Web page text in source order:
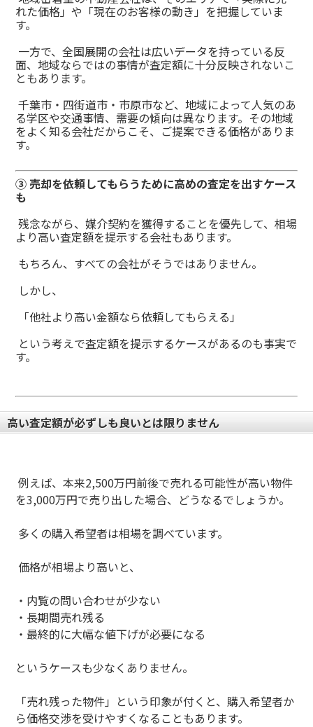
れた価格」や「現在のお客様の動き」を把握していま
す。
一方で、全国展開の会社は広いデータを持っている反
面、地域ならではの事情が査定額に十分反映されないこ
ともあります。
千葉市・四街道市・市原市など、地域によって人気のあ
る学区や交通事情、需要の傾向は異なります。その地域
をよく知る会社だからこそ、ご提案できる価格がありま
す。
③ 売却を依頼してもらうために高めの査定を出すケース
も
残念ながら、媒介契約を獲得することを優先して、相場
より高い査定額を提示する会社もあります。
もちろん、すべての会社がそうではありません。
しかし、
「他社より高い金額なら依頼してもらえる」
という考えで査定額を提示するケースがあるのも事実で
す。
高い査定額が必ずしも良いとは限りません
例えば、本来2,500万円前後で売れる可能性が高い物件
を3,000万円で売り出した場合、どうなるでしょうか。
多くの購入希望者は相場を調べています。
価格が相場より高いと、
・ 内覧の問い合わせが少ない
・ 長期間売れ残る
・最終的に大幅な値下げが必要になる
というケースも少なくありません。
「売れ残った物件」という印象が付くと、購入希望者か
ら価格交渉を受けやすくなることもあります。